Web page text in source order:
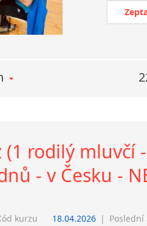
rodilý mluvčí
- v Česku -
kurzu 18.04.2026 |